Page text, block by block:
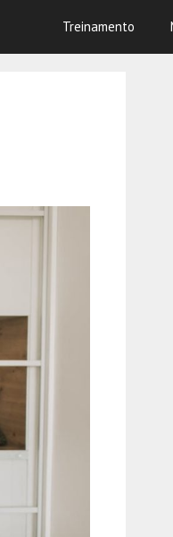
Treinamento